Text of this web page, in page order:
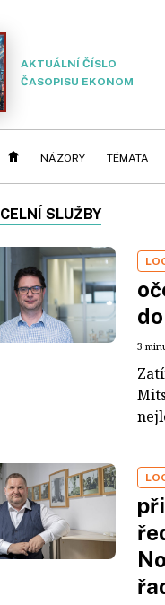
AKTUÁLNÍ ČÍSLO
ČASOPISU EKONOM
NÁZORY TÉMATA
CELNÍ SLUŽBY
3